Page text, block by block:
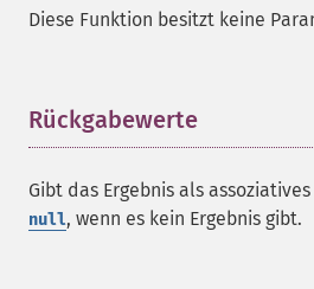
Diese Funktion besitzt keine
Rückgabewerte
Gibt das Ergebnis als
null, wenn es kein Ergebnis gibt.